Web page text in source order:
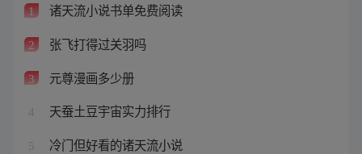
1 诸天流小说书单免费阅读
2 张飞打得过关羽吗
3 元尊漫画多少册
4 天蚕土豆宇宙实力排行
5 冷门但好看的诸天流小说